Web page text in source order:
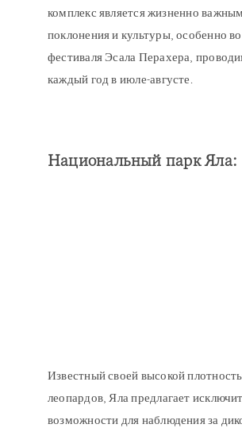
комплекс является жизненно
поклонения и культуры, особенно
фестиваля Эсала Перахера,
каждый год в июле-августе.
Национальный парк Яла:
Известный своей высокой
леопардов, Яла предлагает
возможности для наблюдения за